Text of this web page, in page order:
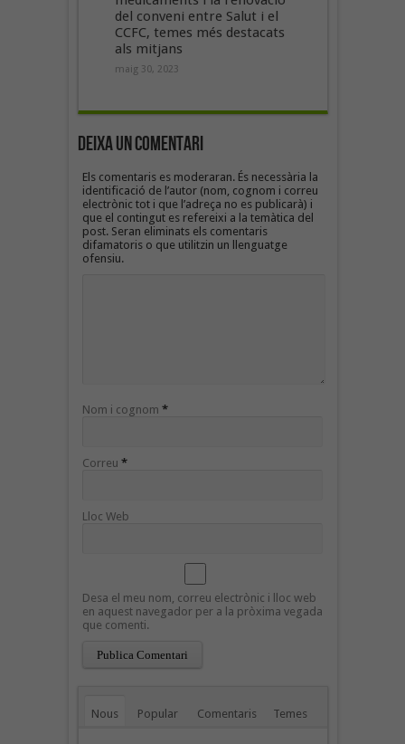
del conveni entre Salut i el
CCFC, temes més destacats
als mitjans
maig 30, 2023
Deixa un Comentari
Els comentaris es moderaran. És necessària la
identificació de l’autor (nom, cognom i correu
electrònic tot i que l’adreça no es publicarà) i
que el contingut es refereixi a la temàtica del
post. Seran eliminats els comentaris
difamatoris o que utilitzin un llenguatge
ofensiu.
Nom i cognom *
Correu *
Lloc Web
Desa el meu nom, correu electrònic i lloc web
en aquest navegador per a la pròxima vegada
que comenti.
Nous Popular Comentaris Temes